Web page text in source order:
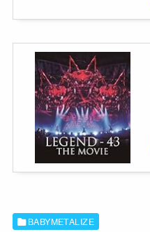
BABYMETALIZE